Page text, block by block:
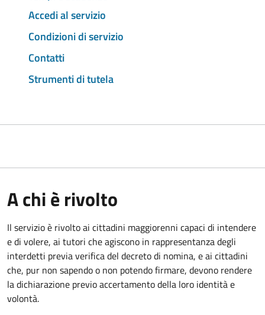
Accedi al servizio
Condizioni di servizio
Contatti
Strumenti di tutela
A chi è rivolto
Il servizio è rivolto ai cittadini maggiorenni capaci di intendere
e di volere, ai tutori che agiscono in rappresentanza degli
interdetti previa verifica del decreto di nomina, e ai cittadini
che, pur non sapendo o non potendo firmare, devono rendere
la dichiarazione previo accertamento della loro identità e
volontà.